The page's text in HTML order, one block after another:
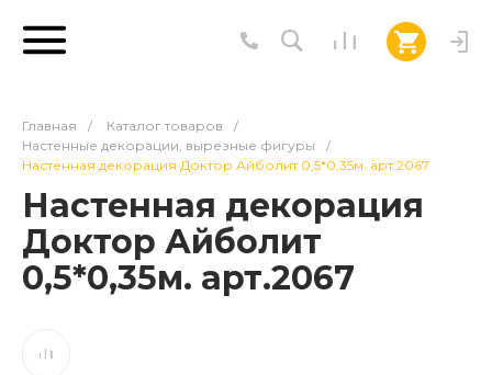
Главная / Каталог товаров
/
Настенные декорации, вырезные фигуры
/
Настенная декорация Доктор Айболит 0,5*0,35м. арт.2067
Настенная декорация
Доктор Айболит
0,5*0,35м. арт.2067